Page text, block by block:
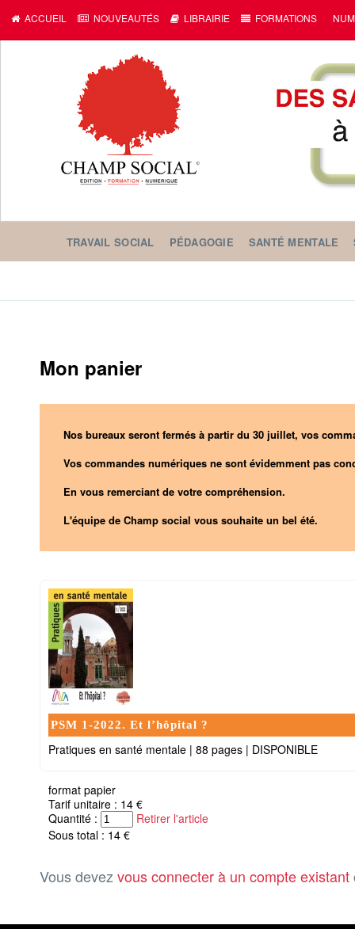
ACCUEIL NOUVEAUTÉS LIBRAIRIE FORMATIONS
TRAVAIL SOCIAL PÉDAGOGIE SANTÉ MENTALE
Mon panier
Nos bureaux seront fermés à partir du 30 juillet, vos
Vos commandes numériques ne sont évidemment pas
En vous remerciant de votre compréhension.
L'équipe de Champ social vous souhaite un bel été.
PSM 1-2022. Et l’hôpital ?
Pratiques en santé mentale | 88 pages | DISPONIBLE
format papier
Tarif unitaire : 14 €
Quantité :
Retirer l'article
Sous total : 14 €
Vous devez vous connecter à un compte existant